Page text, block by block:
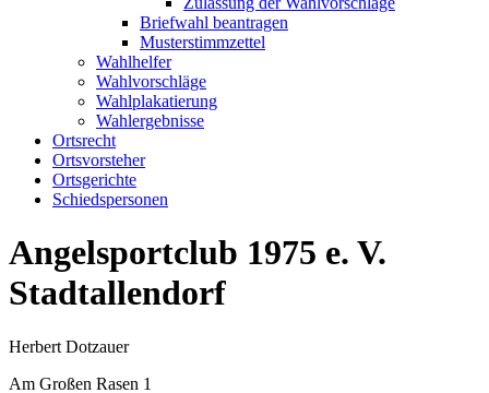
Briefwahl beantragen
Musterstimmzettel
Wahlhelfer
Wahlvorschläge
Wahlplakatierung
Wahlergebnisse
Ortsrecht
Ortsvorsteher
Ortsgerichte
Schiedspersonen
Angelsportclub 1975 e. V.
Stadtallendorf
Herbert Dotzauer
Am Großen Rasen 1